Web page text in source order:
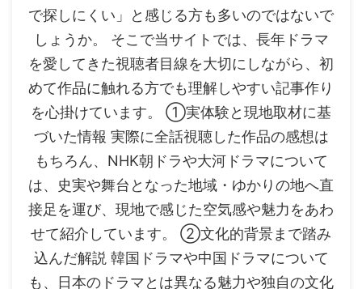
で探しにくい」と感じる方も多いのではないで
しょうか。 そこで当サイトでは、長年ドラマ
を愛してきた視聴者目線を大切にしながら、初
めて作品に触れる方でも理解しやすい記事作り
を心掛けています。 ①実体験と現地取材に基
づいた情報 実際に全話視聴した作品の感想は
もちろん、NHK朝ドラや大河ドラマについて
は、史実や舞台となった地域・ゆかりの地へ直
接足を運び、現地で感じた空気感や魅力をあわ
せて紹介しています。 ②文化的背景まで踏み
込んだ解説 韓国ドラマや中国ドラマについて
も、日本のドラマとは異なる魅力や独自の文化